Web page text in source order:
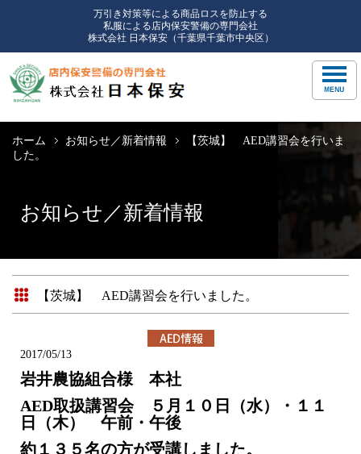
万引き対策等による商品ロスを防止する
私服による店内保安警備の専門会社
株式会社 日本保安（千葉県千葉市中央区）
ホーム お知らせ／新着情報
【茨城】 AED講習会を行いま
した。
お知らせ／新着情報
【茨城】 AED講習会を行いました。
2017/05/13
岩井農協組合様 本社
AED取扱講習会 ５月１０日（水）・１１
日（木） 午前・午後
約１３５名の方が受講しました。